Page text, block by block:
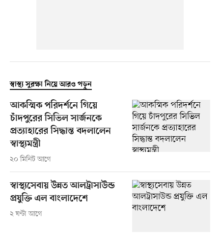
স্বাস্থ্য সুরক্ষা নিয়ে আরও পড়ুন
আকস্মিক পরিদর্শনে গিয়ে
চাঁদপুরের সিভিল সার্জনকে
প্রত্যাহারের সিদ্ধান্ত বদলালেন
স্বাস্থ্যমন্ত্রী
২০ মিনিট আগে
স্বাস্থ্যসেবায় উন্নত আলট্রাসাউন্ড
প্রযুক্তি এল বাংলাদেশে
২ ঘণ্টা আগে